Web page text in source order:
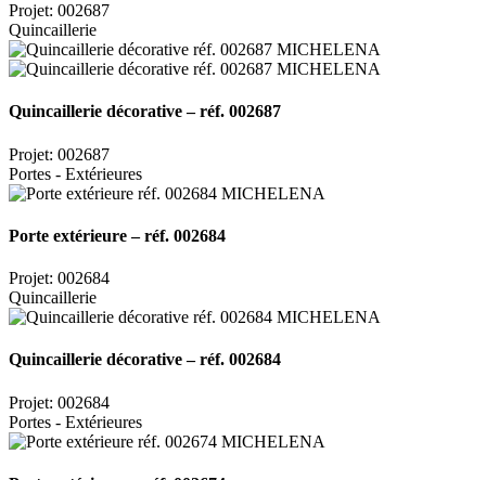
Projet: 002687
Quincaillerie
Quincaillerie décorative – réf. 002687
Projet: 002687
Portes - Extérieures
Porte extérieure – réf. 002684
Projet: 002684
Quincaillerie
Quincaillerie décorative – réf. 002684
Projet: 002684
Portes - Extérieures